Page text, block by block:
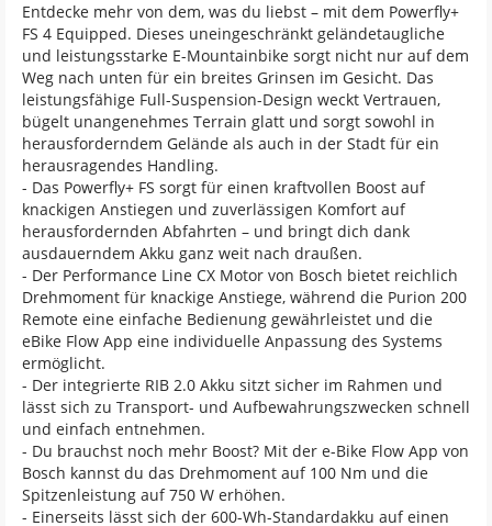
Entdecke mehr von dem, was du liebst – mit dem Powerfly+
FS 4 Equipped. Dieses uneingeschränkt geländetaugliche
und leistungsstarke E-Mountainbike sorgt nicht nur auf dem
Weg nach unten für ein breites Grinsen im Gesicht. Das
leistungsfähige Full-Suspension-Design weckt Vertrauen,
bügelt unangenehmes Terrain glatt und sorgt sowohl in
herausforderndem Gelände als auch in der Stadt für ein
herausragendes Handling.
- Das Powerfly+ FS sorgt für einen kraftvollen Boost auf
knackigen Anstiegen und zuverlässigen Komfort auf
herausfordernden Abfahrten – und bringt dich dank
ausdauerndem Akku ganz weit nach draußen.
- Der Performance Line CX Motor von Bosch bietet reichlich
Drehmoment für knackige Anstiege, während die Purion 200
Remote eine einfache Bedienung gewährleistet und die
eBike Flow App eine individuelle Anpassung des Systems
ermöglicht.
- Der integrierte RIB 2.0 Akku sitzt sicher im Rahmen und
lässt sich zu Transport- und Aufbewahrungszwecken schnell
und einfach entnehmen.
- Du brauchst noch mehr Boost? Mit der e-Bike Flow App von
Bosch kannst du das Drehmoment auf 100 Nm und die
Spitzenleistung auf 750 W erhöhen.
- Einerseits lässt sich der 600-Wh-Standardakku auf einen